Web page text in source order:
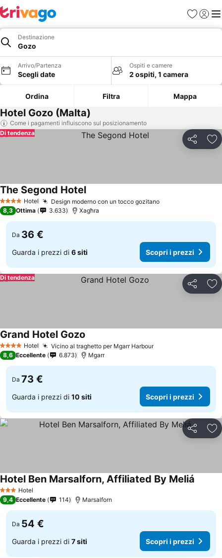
PreferitiAccedi
Destinazione
Gozo
Arrivo/Partenza
Scegli date
Ospiti e camere
2 ospiti, 1 camera
Ordina Filtra Mappa
Hotel Gozo (Malta)
Come i pagamenti influiscono sul posizionamento
Condividi
Di tendenza
4 Stelle Hotel Design moderno con un tocco gozitano
The Segond Hotel
8,3 Ottima 3.633 Xagħra
Da 36 €
Guarda i prezzi di 6 siti Scopri i prezzi
Condividi
Di tendenza
4 Stelle Hotel Vicino al traghetto per Mgarr Harbour
Grand Hotel Gozo
8,6 Eccellente 6.873 Mgarr
Da 73 €
Guarda i prezzi di 10 siti Scopri i prezzi
Condividi
3 StelleHotel
Hotel Ben Marsalforn, Affiliated By Meliá
9,4 Eccellente 114 Marsalforn
Da 54 €
Guarda i prezzi di 7 siti Scopri i prezzi